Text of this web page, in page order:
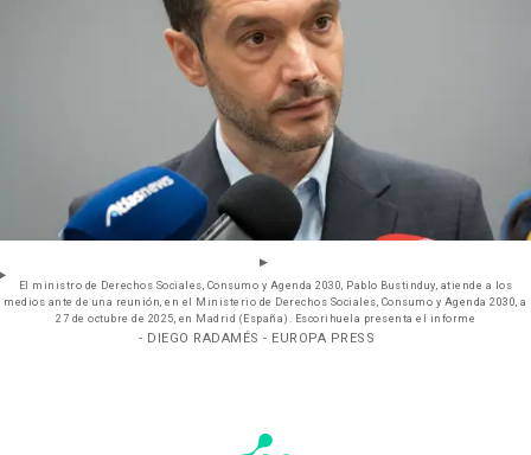
El ministro de Derechos Sociales, Consumo y Agenda 2030, Pablo Bustinduy, atiende a los
medios ante de una reunión, en el Ministerio de Derechos Sociales, Consumo y Agenda 2030, a
27 de octubre de 2025, en Madrid (España). Escorihuela presenta el informe
- DIEGO RADAMÉS - EUROPA PRESS